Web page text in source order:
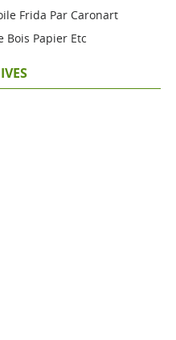
Frida Par Caronart
Bois Papier Etc